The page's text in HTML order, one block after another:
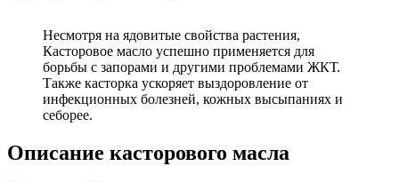
Несмотря на ядовитые свойства растения,
Касторовое масло успешно применяется для
борьбы с запорами и другими проблемами ЖКТ.
Также касторка ускоряет выздоровление от
инфекционных болезней, кожных высыпаниях и
себорее.
Описание касторового масла